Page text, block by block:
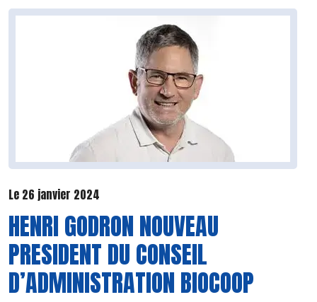
Le 26 janvier 2024
HENRI GODRON NOUVEAU
PRESIDENT DU CONSEIL
D’ADMINISTRATION BIOCOOP